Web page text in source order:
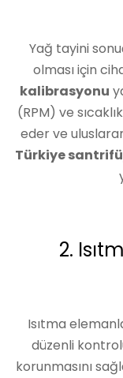
Yağ tayini
olması için
kalibrasyonu
(RPM) ve
eder ve
Türkiye
2.
Isıtma
düzenli
korunmasını